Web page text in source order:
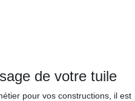
de votre tuile
pour vos constructions, il est